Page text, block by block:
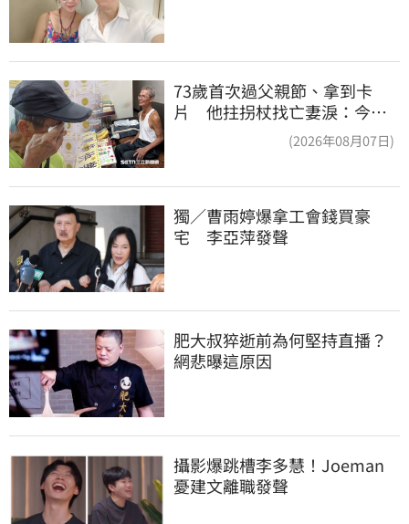
73歲首次過父親節、拿到卡
片 他拄拐杖找亡妻淚：今天
好多人來幫我慶祝(2026年08月07日)
獨／曹雨婷爆拿工會錢買豪
宅　李亞萍發聲
肥大叔猝逝前為何堅持直播？
網悲曝這原因
攝影爆跳槽李多慧！Joeman
憂建文離職發聲